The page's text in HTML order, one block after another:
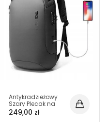
Antykradzieżowy
Szary Plecak na
Laptop 15.6 Cali
USB C (I504)
249,00 zł